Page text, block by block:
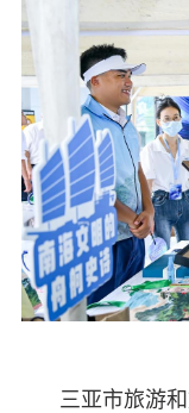
三亚市旅游